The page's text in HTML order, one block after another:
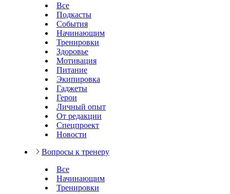
Все
Подкасты
События
Начинающим
Тренировки
Здоровье
Мотивация
Питание
Экипировка
Гаджеты
Герои
Личный опыт
От редакции
Спецпроект
Новости
Вопросы к тренеру
Все
Начинающим
Тренировки